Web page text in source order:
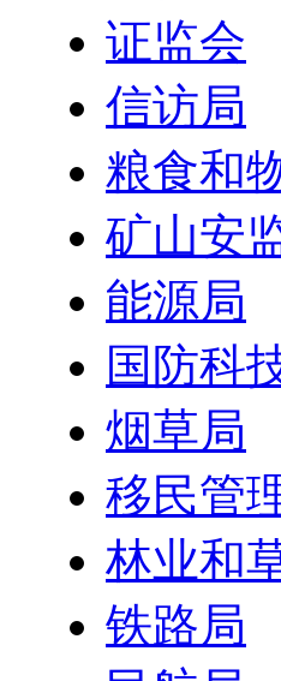
证监会
信访局
粮食和
矿山安
能源局
国防科
烟草局
移民管
林业和
铁路局